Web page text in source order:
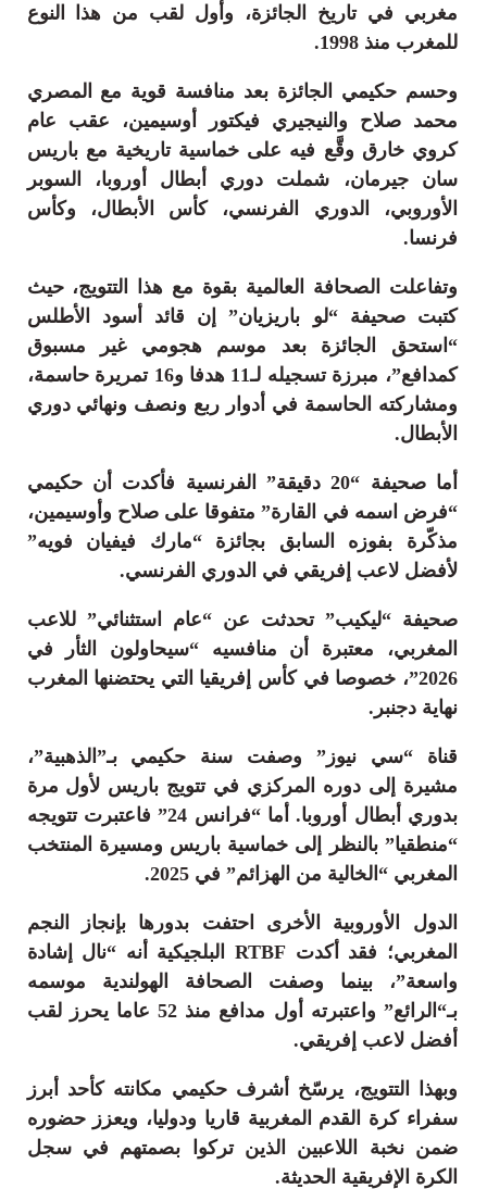
مغربي في تاريخ الجائزة، وأول لقب من هذا النوع
للمغرب منذ 1998.
وحسم حكيمي الجائزة بعد منافسة قوية مع المصري
محمد صلاح والنيجيري فيكتور أوسيمين، عقب عام
كروي خارق وقَّع فيه على خماسية تاريخية مع باريس
سان جيرمان، شملت دوري أبطال أوروبا، السوبر
الأوروبي، الدوري الفرنسي، كأس الأبطال، وكأس
فرنسا.
وتفاعلت الصحافة العالمية بقوة مع هذا التتويج، حيث
كتبت صحيفة “لو باريزيان” إن قائد أسود الأطلس
“استحق الجائزة بعد موسم هجومي غير مسبوق
كمدافع”، مبرزة تسجيله لـ11 هدفا و16 تمريرة حاسمة،
ومشاركته الحاسمة في أدوار ربع ونصف ونهائي دوري
الأبطال.
أما صحيفة “20 دقيقة” الفرنسية فأكدت أن حكيمي
“فرض اسمه في القارة” متفوقا على صلاح وأوسيمين،
مذكّرة بفوزه السابق بجائزة “مارك فيفيان فويه”
لأفضل لاعب إفريقي في الدوري الفرنسي.
صحيفة “ليكيب” تحدثت عن “عام استثنائي” للاعب
المغربي، معتبرة أن منافسيه “سيحاولون الثأر في
2026”، خصوصا في كأس إفريقيا التي يحتضنها المغرب
نهاية دجنبر.
قناة “سي نيوز” وصفت سنة حكيمي بـ”الذهبية”،
مشيرة إلى دوره المركزي في تتويج باريس لأول مرة
بدوري أبطال أوروبا. أما “فرانس 24” فاعتبرت تتويجه
“منطقيا” بالنظر إلى خماسية باريس ومسيرة المنتخب
المغربي “الخالية من الهزائم” في 2025.
الدول الأوروبية الأخرى احتفت بدورها بإنجاز النجم
المغربي؛ فقد أكدت RTBF البلجيكية أنه “نال إشادة
واسعة”، بينما وصفت الصحافة الهولندية موسمه
بـ“الرائع” واعتبرته أول مدافع منذ 52 عاما يحرز لقب
أفضل لاعب إفريقي.
وبهذا التتويج، يرسّخ أشرف حكيمي مكانته كأحد أبرز
سفراء كرة القدم المغربية قاريا ودوليا، ويعزز حضوره
ضمن نخبة اللاعبين الذين تركوا بصمتهم في سجل
الكرة الإفريقية الحديثة.